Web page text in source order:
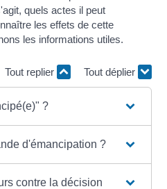
quels actes il peut
les effets de cette
les informations utiles.
Tout replier Tout déplier
?
d'émancipation ?
contre la décision